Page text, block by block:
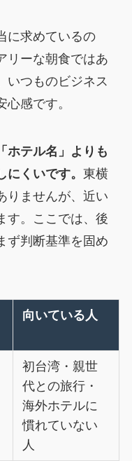
に求めているの
リーな朝食ではあ
いつものビジネス
感です。
ホテル名」よりも
にくいです。 東横
りませんが、近い
す。ここでは、後
ず判断基準を固め
向いている人
初台湾・親世
代との旅行・
海外ホテルに
慣れていない
人